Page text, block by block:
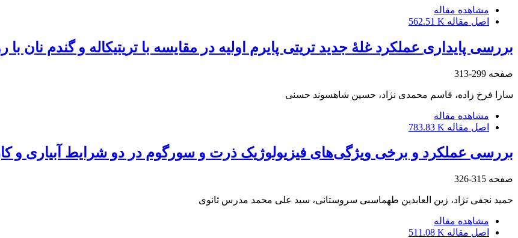
مشاهده مقاله
اصل مقاله 562.51 K
بررسی پایداری عملکرد غلۀ جدید تریتی پایرم اولیه در مقایسه با تریتیکاله و گندم نان
صفحه 299-313
سارا فرخ زاده، قاسم محمدی نژاد، حسین شاهسوند حسنی
مشاهده مقاله
اصل مقاله 783.83 K
بررسی عملکرد و برخی ویژگی‌های فیزیولوژیک ذرت و سورگوم در دو شرایط آبیاری و
صفحه 315-326
حمید نجفی نژاد، زین العابدین طهماسبی سروستانی، سید علی محمد مدرس ثانوی
مشاهده مقاله
اصل مقاله 511.08 K